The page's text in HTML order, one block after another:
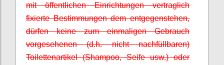
mit öffentlichen Einrichtungen vertraglich
fixierte Bestimmungen dem entgegenstehen,
dürfen keine zum einmaligen Gebrauch
vorgesehenen (d.h. nicht nachfüllbaren)
Toilettenartikel (Shampoo, Seife usw.) oder